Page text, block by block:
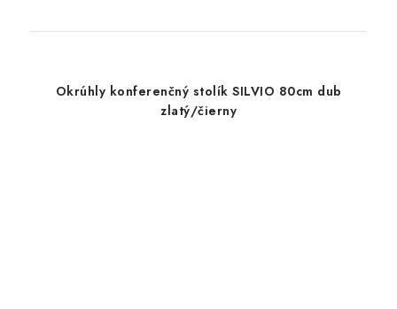
Okrúhly konferenčný stolík SILVIO 80cm dub
zlatý/čierny